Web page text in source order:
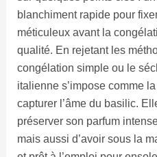
blanchiment rapide pour
méticuleux avant la
qualité. En rejetant les
congélation simple ou le
italienne s’impose comme
capturer l’âme du basilic.
préserver son parfum
mais aussi d’avoir sous la